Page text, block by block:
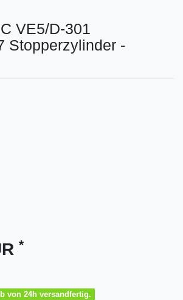
VE5/D-301
Stopperzylinder -
*
von 24h versandfertig.